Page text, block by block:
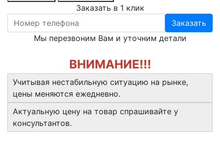
Заказать в 1 клик
Заказать
Мы перезвоним Вам и уточним детали
ВНИМАНИЕ!!!
Учитывая нестабильную ситуацию на рынке,
цены меняются ежедневно.
Актуальную цену на товар спрашивайте у
консультантов.